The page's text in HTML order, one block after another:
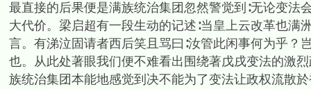
最直接的后果便是满族统治集团忽然警觉到∶无论变
大代价。梁启超有一段生动的记述∶当皇上云改革也
言。有涕泣固请者西后笑且骂曰∶汝管此闲事何为乎
也。从此处著眼我们便不难看出围绕著戊戌变法的激
族统治集团本能地感觉到决不能为了变法让政权流散